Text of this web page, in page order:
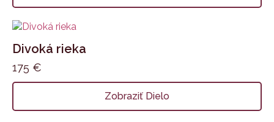
Divoká rieka
175 €
Zobraziť Dielo